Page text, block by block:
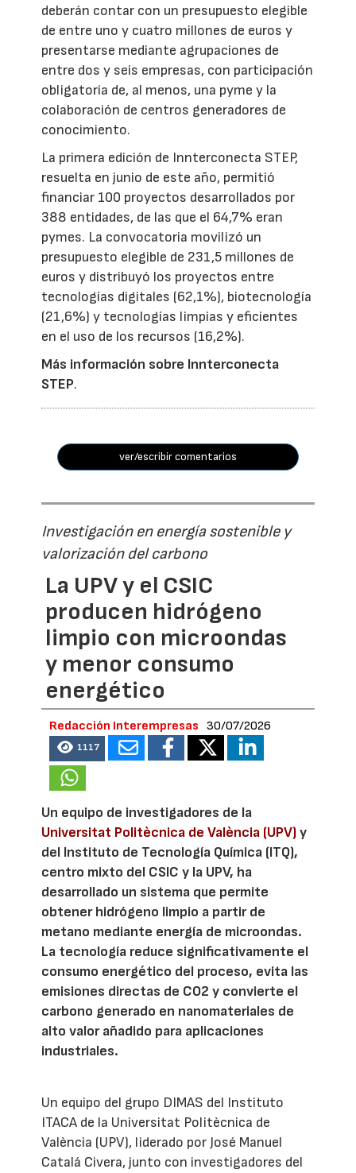
deberán contar con un presupuesto elegible
de entre uno y cuatro millones de euros y
presentarse mediante agrupaciones de
entre dos y seis empresas, con participación
obligatoria de, al menos, una pyme y la
colaboración de centros generadores de
conocimiento.
La primera edición de Innterconecta STEP,
resuelta en junio de este año, permitió
financiar 100 proyectos desarrollados por
388 entidades, de las que el 64,7% eran
pymes. La convocatoria movilizó un
presupuesto elegible de 231,5 millones de
euros y distribuyó los proyectos entre
tecnologías digitales (62,1%), biotecnología
(21,6%) y tecnologías limpias y eficientes
en el uso de los recursos (16,2%).
Más información sobre Innterconecta
STEP.
ver/escribir comentarios
Investigación en energía sostenible y
valorización del carbono
La UPV y el CSIC
producen hidrógeno
limpio con microondas
y menor consumo
energético
Redacción Interempresas 30/07/2026
1117
Un equipo de investigadores de la
Universitat Politècnica de València (UPV)y
del Instituto de Tecnología Química (ITQ),
centro mixto del CSIC y la UPV, ha
desarrollado un sistema que permite
obtener hidrógeno limpio a partir de
metano mediante energía de microondas.
La tecnología reduce significativamente el
consumo energético del proceso, evita las
emisiones directas de CO2 y convierte el
carbono generado en nanomateriales de
alto valor añadido para aplicaciones
industriales.
Un equipo del grupo DIMAS del Instituto
ITACA de la Universitat Politècnica de
València (UPV), liderado por José Manuel
Catalá Civera, junto con investigadores del